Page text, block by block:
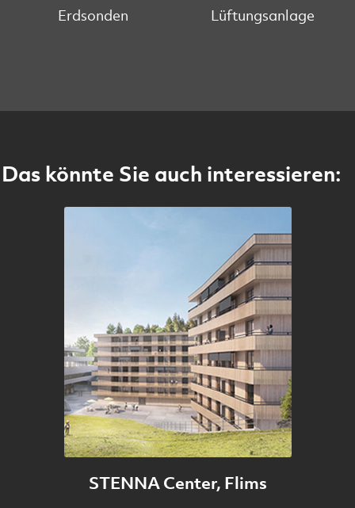
Erdsonden Lüftungsanlage
Das könnte Sie auch interessieren:
STENNA Center, Flims